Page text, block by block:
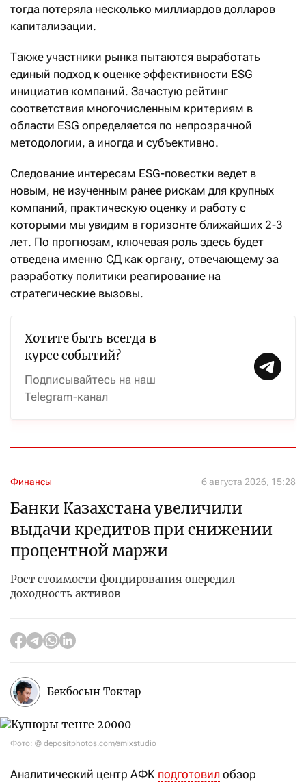
тогда потеряла несколько миллиардов долларов
капитализации.
Также участники рынка пытаются выработать
единый подход к оценке эффективности ESG
инициатив компаний. Зачастую рейтинг
соответствия многочисленным критериям в
области ESG определяется по непрозрачной
методологии, а иногда и субъективно.
Следование интересам ESG-повестки ведет в
новым, не изученным ранее рискам для крупных
компаний, практическую оценку и работу с
которыми мы увидим в горизонте ближайших 2-3
лет. По прогнозам, ключевая роль здесь будет
отведена именно СД как органу, отвечающему за
разработку политики реагирование на
стратегические вызовы.
Хотите быть всегда в
курсе событий?
Подписывайтесь на наш
Telegram-канал
Финансы 6 августа 2026, 15:28
Банки Казахстана увеличили
выдачи кредитов при снижении
процентной маржи
Рост стоимости фондирования опередил
доходность активов
Бекбосын Токтар
Фото: © depositphotos.com/amixstudio
Аналитический центр АФК подготовил обзор